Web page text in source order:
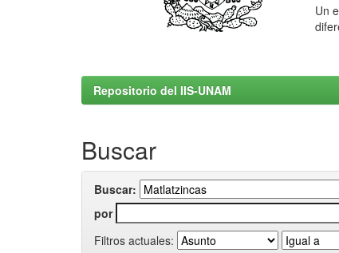
Un
Repositorio del IIS-UNAM
Buscar
Buscar:
por
Filtros actuales: